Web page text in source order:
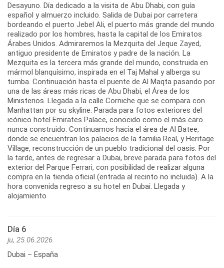
Desayuno. Día dedicado a la visita de Abu Dhabi, con guía
español y almuerzo incluido. Salida de Dubai por carretera
bordeando el puerto Jebel Ali, el puerto más grande del mundo
realizado por los hombres, hasta la capital de los Emiratos
Árabes Unidos. Admiraremos la Mezquita del Jeque Zayed,
antiguo presidente de Emiratos y padre de la nación. La
Mezquita es la tercera más grande del mundo, construida en
mármol blanquísimo, inspirada en el Taj Mahal y alberga su
tumba. Continuación hasta el puente de Al Maqta pasando por
una de las áreas más ricas de Abu Dhabi, el Área de los
Ministerios. Llegada a la calle Corniche que se compara con
Manhattan por su skyline. Parada para fotos exteriores del
icónico hotel Emirates Palace, conocido como el más caro
nunca construido. Continuamos hacia el área de Al Batee,
donde se encuentran los palacios de la familia Real, y Heritage
Village, reconstrucción de un pueblo tradicional del oasis. Por
la tarde, antes de regresar a Dubai, breve parada para fotos del
exterior del Parque Ferrari, con posibilidad de realizar alguna
compra en la tienda oficial (entrada al recinto no incluida). A la
hora convenida regreso a su hotel en Dubai. Llegada y
alojamiento
Día 6
ju, 25.06.2026
Dubai – España